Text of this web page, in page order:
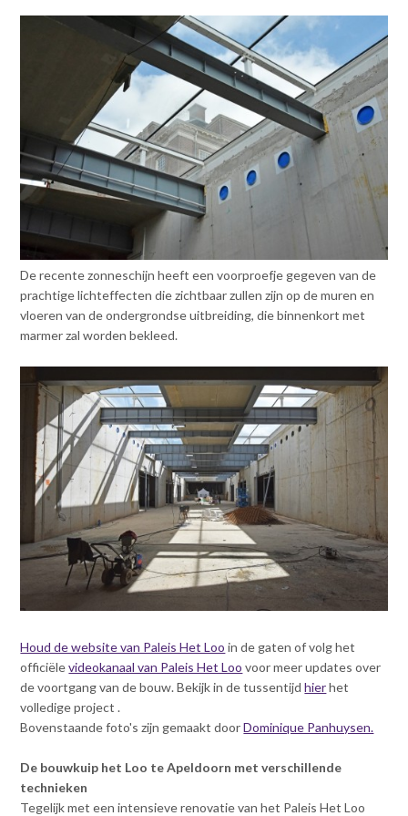
De recente zonneschijn heeft een voorproefje gegeven van de
prachtige lichteffecten die zichtbaar zullen zijn op de muren en
vloeren van de ondergrondse uitbreiding, die binnenkort met
marmer zal worden bekleed.
Houd de website van Paleis Het Loo in de gaten of volg het
officiëlevideokanaal van Paleis Het Loo voor meer updates over
de voortgang van de bouw. Bekijk in de tussentijdhierhet
volledige project .
Bovenstaande foto's zijn gemaakt doorDominique Panhuysen.
De bouwkuip het Loo te Apeldoorn met verschillende
technieken
Tegelijk met een intensieve renovatie van het Paleis Het Loo